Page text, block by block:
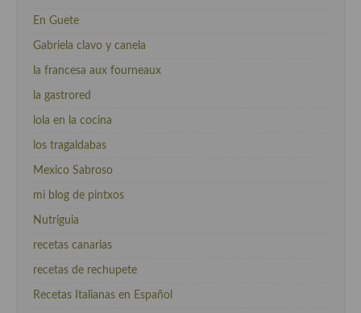
En Guete
Gabriela clavo y canela
la francesa aux fourneaux
la gastrored
lola en la cocina
los tragaldabas
Mexico Sabroso
mi blog de pintxos
Nutriguia
recetas canarias
recetas de rechupete
Recetas Italianas en Español